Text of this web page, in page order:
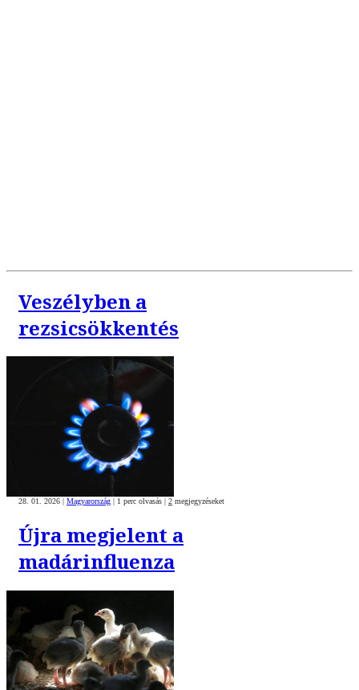
Veszélyben a
rezsicsökkentés
28. 01. 2026 Magyarország 1 perc olvasás 2 megjegyzéseket
Újra megjelent a
madárinfluenza